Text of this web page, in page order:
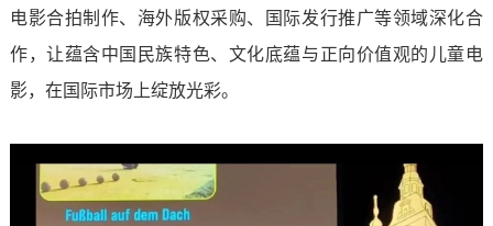
电影合拍制作、海外版权采购、国际发行推广等领域深化合
作，让蕴含中国民族特色、文化底蕴与正向价值观的儿童电
影，在国际市场上绽放光彩。